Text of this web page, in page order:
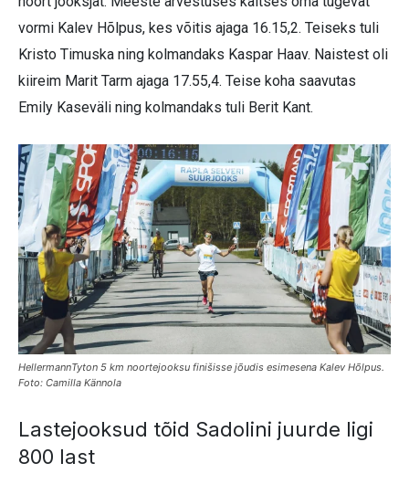
vormi Kalev Hõlpus, kes võitis ajaga 16.15,2. Teiseks tuli
Kristo Timuska ning kolmandaks Kaspar Haav. Naistest oli
kiireim Marit Tarm ajaga 17.55,4. Teise koha saavutas
Emily Kaseväli ning kolmandaks tuli Berit Kant.
HellermannTyton 5 km noortejooksu finišisse jõudis esimesena Kalev Hõlpus.
Foto: Camilla Kännola
Lastejooksud tõid Sadolini juurde ligi
800 last